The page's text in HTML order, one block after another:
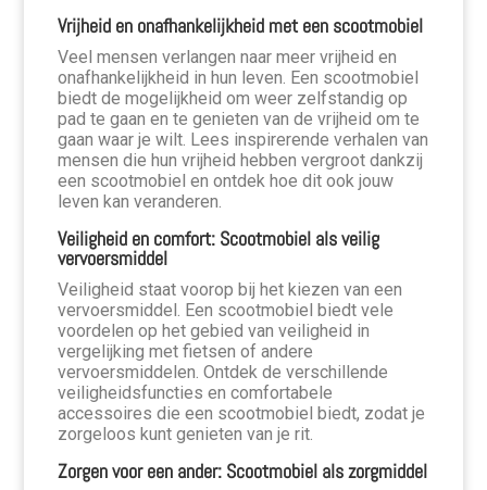
Vrijheid en onafhankelijkheid met een scootmobiel
Veel mensen verlangen naar meer vrijheid en
onafhankelijkheid in hun leven. Een scootmobiel
biedt de mogelijkheid om weer zelfstandig op
pad te gaan en te genieten van de vrijheid om te
gaan waar je wilt. Lees inspirerende verhalen van
mensen die hun vrijheid hebben vergroot dankzij
een scootmobiel en ontdek hoe dit ook jouw
leven kan veranderen.
Veiligheid en comfort: Scootmobiel als veilig
vervoersmiddel
Veiligheid staat voorop bij het kiezen van een
vervoersmiddel. Een scootmobiel biedt vele
voordelen op het gebied van veiligheid in
vergelijking met fietsen of andere
vervoersmiddelen. Ontdek de verschillende
veiligheidsfuncties en comfortabele
accessoires die een scootmobiel biedt, zodat je
zorgeloos kunt genieten van je rit.
Zorgen voor een ander: Scootmobiel als zorgmiddel